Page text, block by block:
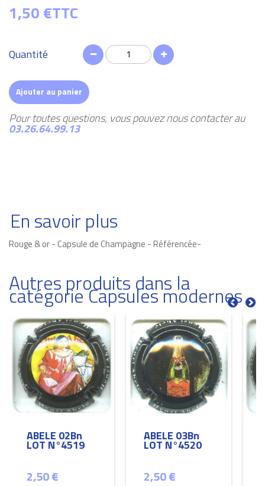
1,50 €TTC
Quantité
Ajouter au panier
Pour toutes questions, vous pouvez nous contacter au
03.26.64.99.13
En savoir plus
Rouge & or - Capsule de Champagne - Référencée-
Autres produits dans la
catégorie Capsules modernes
ABELE 02Bn
LOT N°4519
2,50 €
ABELE 03Bn
LOT N°4520
2,50 €